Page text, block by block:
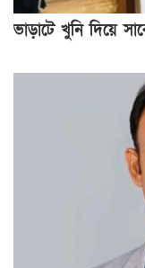
ভাড়াটে খুনি দিয়ে